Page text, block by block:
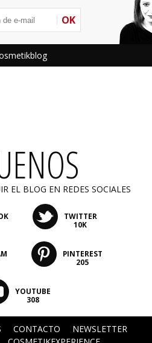
OK
EL BLOG EN REDES SOCIALES
TWITTER
10K
PINTEREST
205
YOUTUBE
308
CONTACTO
NEWSLETTER